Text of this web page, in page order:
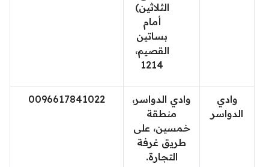
الثلاثين)
أمام
بساتين
القصيم،
1214
وادي
الدواسر
وادي الدواسر،
منطقة
خمسين، على
طريق غرفة
التجارة.
0096617841022